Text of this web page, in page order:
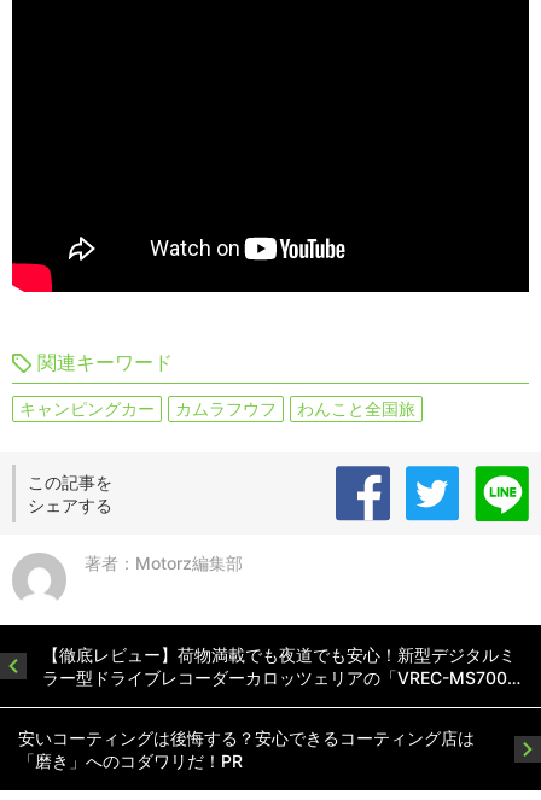
関連キーワード
キャンピングカー カムラフウフ わんこと全国旅
この記事を
シェアする
著者：Motorz編集部
【徹底レビュー】荷物満載でも夜道でも安心！新型デジタルミ
ラー型ドライブレコーダーカロッツェリアの「VREC-MS700…
安いコーティングは後悔する？安心できるコーティング店は
「磨き」へのコダワリだ！PR